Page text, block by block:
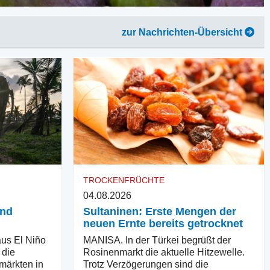
zur Nachrichten-Übersicht
El Niño
die
in
TROCKENFRÜCHTE
04.08.2026
Sultaninen: Erste Mengen der
neuen Ernte bereits getrocknet
MANISA. In der Türkei begrüßt der
Rosinenmarkt die aktuelle Hitzewelle.
Trotz Verzögerungen sind die